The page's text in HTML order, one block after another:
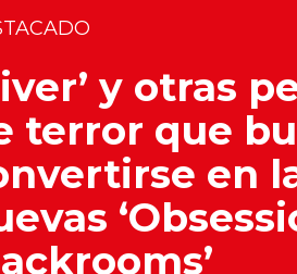
y otras
terror que
en